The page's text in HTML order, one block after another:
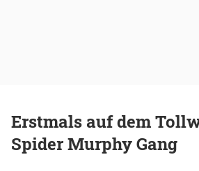
Erstmals auf dem
Spider Murphy Gang